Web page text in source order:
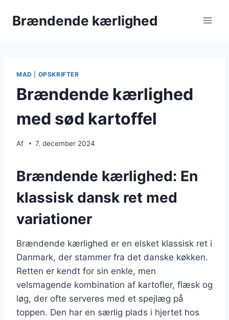
Brændende kærlighed
MAD OPSKRIFTER
Brændende kærlighed
med sød kartoffel
Af 7. december 2024
Brændende kærlighed: En
klassisk dansk ret med
variationer
Brændende kærlighed er en elsket klassisk ret i
Danmark, der stammer fra det danske køkken.
Retten er kendt for sin enkle, men
velsmagende kombination af kartofler, flæsk og
løg, der ofte serveres med et spejlæg på
toppen. Den har en særlig plads i hjertet hos